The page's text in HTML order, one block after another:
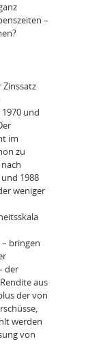
–
Zinssatz
und
im
zu
1988
weniger
bringen
der
aus
der von
werden
von